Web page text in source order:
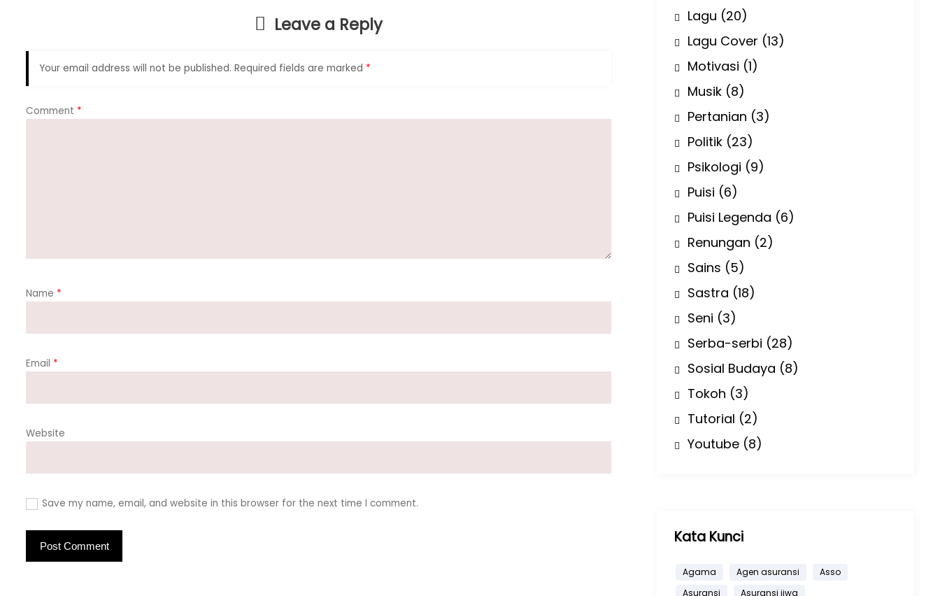
Leave a Reply
Your email address will not be published. Required fields are marked *
Comment *
Name *
Email *
Website
Save my name, email, and website in this browser for the next time I comment.
Lagu (20)
Lagu Cover (13)
Motivasi (1)
Musik (8)
Pertanian (3)
Politik (23)
Psikologi (9)
Puisi (6)
Puisi Legenda (6)
Renungan (2)
Sains (5)
Sastra (18)
Seni (3)
Serba-serbi (28)
Sosial Budaya (8)
Tokoh (3)
Tutorial (2)
Youtube (8)
Kata Kunci
Agama Agen asuransi
Asso
Asuransi
Asuransi jiwa